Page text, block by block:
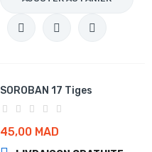
SOROBAN 17 Tiges
45,00 MAD